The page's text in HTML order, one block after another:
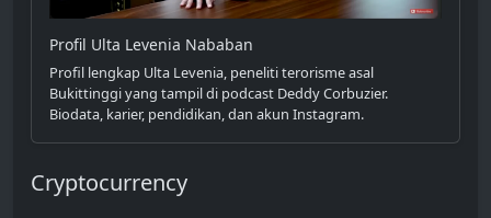
Profil Ulta Levenia Nababan
Profil lengkap Ulta Levenia, peneliti terorisme asal
Bukittinggi yang tampil di podcast Deddy Corbuzier.
Biodata, karier, pendidikan, dan akun Instagram.
Cryptocurrency